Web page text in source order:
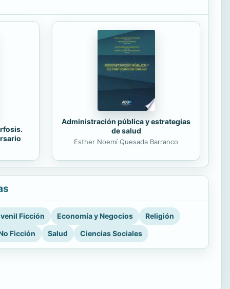
Administración pública y estrategias
de salud
Esther Noemí Quesada Barranco
Ficción Economía y Negocios
Religión
Ficción
Salud Ciencias Sociales